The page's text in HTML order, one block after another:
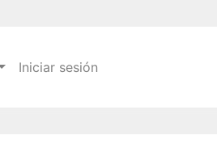
Iniciar sesión